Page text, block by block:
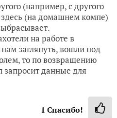
(например, с другого
(на домашнем компе)
на работе в
заглянуть, вошли под
то по возвращению
данные для
1 Спасибо!